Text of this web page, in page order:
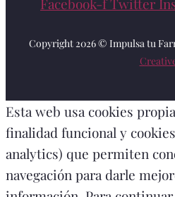
Facebook-fTwitter
Copyright 2026 © Impulsa tu
Esta web usa cookies
finalidad funcional y
analytics) que permiten
navegación para darle